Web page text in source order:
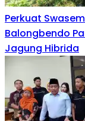
Perkuat
Balongbendo
Jagung Hibrida